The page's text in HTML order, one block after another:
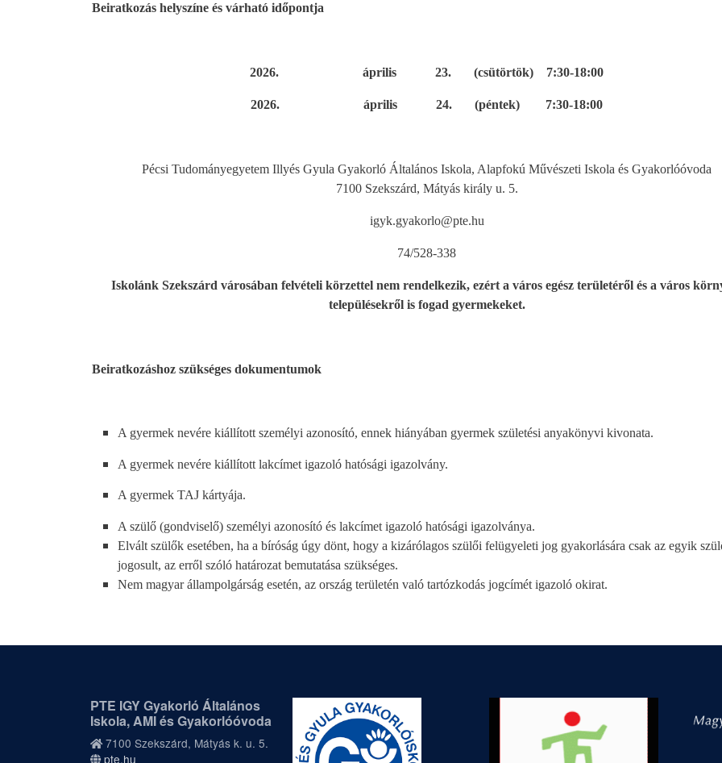
Beiratkozás helyszíne és várható időpontja
2026. április 23. (csütörtök) 7:30-18:00
2026. április 24. (péntek) 7:30-18:00
Pécsi Tudományegyetem Illyés Gyula Gyakorló Általános Iskola, Alapfokú Művészeti Iskola és Gyakorlóóvoda
7100 Szekszárd, Mátyás király u. 5.
igyk.gyakorlo@pte.hu
74/528-338
Iskolánk Szekszárd városában felvételi körzettel nem rendelkezik, ezért a város egész területéről és a város
településekről is fogad gyermekeket.
Beiratkozáshoz szükséges dokumentumok
A gyermek nevére kiállított személyi azonosító, ennek hiányában gyermek születési anyakönyvi kivonata.
A gyermek nevére kiállított lakcímet igazoló hatósági igazolvány.
A gyermek TAJ kártyája.
A szülő (gondviselő) személyi azonosító és lakcímet igazoló hatósági igazolványa.
Elvált szülők esetében, ha a bíróság úgy dönt, hogy a kizárólagos szülői felügyeleti jog gyakorlására csak az egyik
jogosult, az erről szóló határozat bemutatása szükséges.
Nem magyar állampolgárság esetén, az ország területén való tartózkodás jogcímét igazoló okirat.
PTE IGY Gyakorló Általános
Iskola, AMI és Gyakorlóóvoda
7100 Szekszárd, Mátyás k. u. 5.
pte.hu